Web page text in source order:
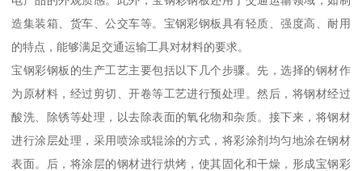
造集装箱、货车、公交车等。宝钢彩钢板具有轻质、强度高、耐用
的特点，能够满足交通运输工具对材料的要求。
宝钢彩钢板的生产工艺主要包括以下几个步骤。先，选择的钢材作
为原材料，经过剪切、开卷等工艺进行预处理。然后，将钢材经过
酸洗、除锈等处理，以去除表面的氧化物和杂质。接下来，将钢材
进行涂层处理，采用喷涂或辊涂的方式，将彩涂剂均匀地涂在钢材
表面。后，将涂层的钢材进行烘烤，使其固化和干燥，形成宝钢彩